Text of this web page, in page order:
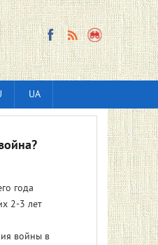
UA
года
2-3 лет
войны в